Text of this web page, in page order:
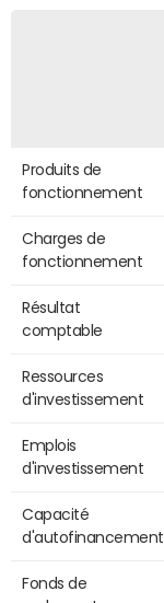
Produits de
fonctionnement
Charges de
fonctionnement
Résultat
comptable
Ressources
d'investissement
Emplois
d'investissement
Capacité
d'autofinancement
Fonds de